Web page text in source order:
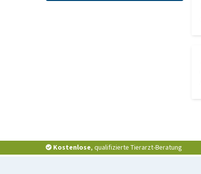
Kostenlose, qualifizierte Tierarzt-Beratung